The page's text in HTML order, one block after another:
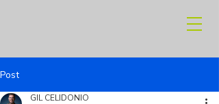
Post
GIL CELIDONIO